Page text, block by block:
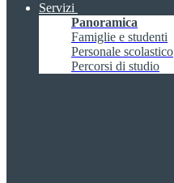
Servizi
Panoramica
Famiglie e studenti
Personale scolastico
Percorsi di studio